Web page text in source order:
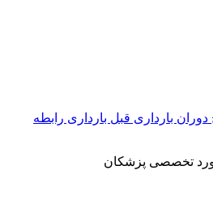
دوران بارداری قبل بارداری رابطه
تخصصی پزشکان